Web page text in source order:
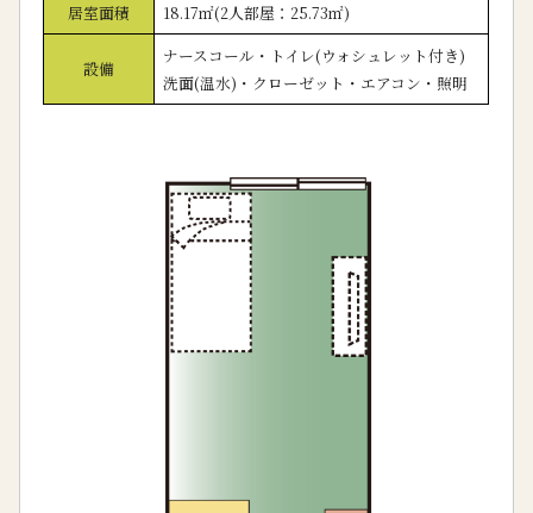
居室面積
18.17㎡(2人部屋：25.73㎡)
設備
ナースコール・トイレ(ウォシュレット付き)
洗面(温水)・クローゼット・エアコン・照明